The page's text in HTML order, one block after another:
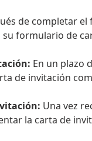
de completar
su formulario de
En un plazo
de invitación
Una vez
la carta de